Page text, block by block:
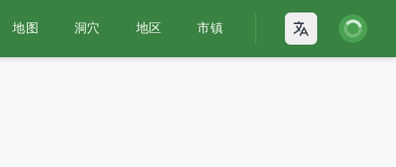
地图 洞穴 地区 市镇 Open
登录